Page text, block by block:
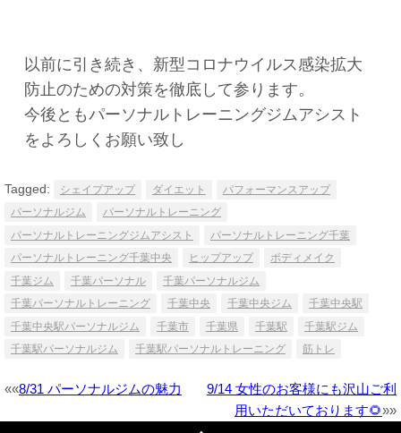
以前に引き続き、新型コロナウイルス感染拡大
防止のための対策を徹底して参ります。
今後ともパーソナルトレーニングジムアシスト
をよろしくお願い致し
Tagged: シェイプアップ ダイエット
パフォーマンスアップ
パーソナルジム
パーソナルトレーニング
パーソナルトレーニングジムアシスト
パーソナルトレーニング千葉
パーソナルトレーニング千葉中央
ヒップアップ
ボディメイク
千葉ジム
千葉パーソナル
千葉パーソナルジム
千葉パーソナルトレーニング
千葉中央 千葉中央ジム
千葉中央駅
千葉中央駅パーソナルジム
千葉市 千葉県 千葉駅
千葉駅ジム
千葉駅パーソナルジム
千葉駅パーソナルトレーニング 筋トレ
Post
««8/31 パーソナルジムの魅力
9/14 女性のお客様にも沢山ご利
用いただいております🌻»»